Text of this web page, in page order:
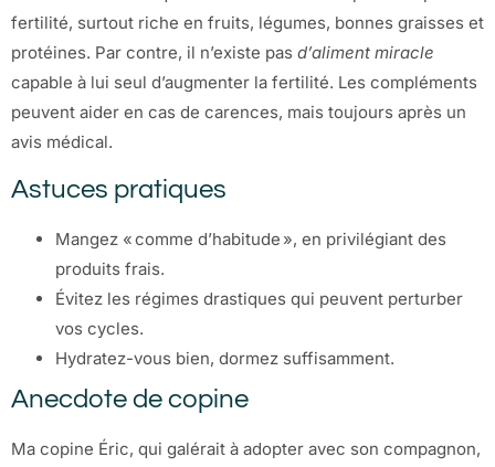
fertilité, surtout riche en fruits, légumes, bonnes graisses et
protéines. Par contre, il n’existe pas d’aliment miracle
capable à lui seul d’augmenter la fertilité. Les compléments
peuvent aider en cas de carences, mais toujours après un
avis médical.
Astuces pratiques
Mangez « comme d’habitude », en privilégiant des
produits frais.
Évitez les régimes drastiques qui peuvent perturber
vos cycles.
Hydratez-vous bien, dormez suffisamment.
Anecdote de copine
Ma copine Éric, qui galérait à adopter avec son compagnon,